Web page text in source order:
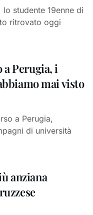
studente 19enne di
ritrovato oggi
a Perugia, i
mai visto
a Perugia,
di università
anziana